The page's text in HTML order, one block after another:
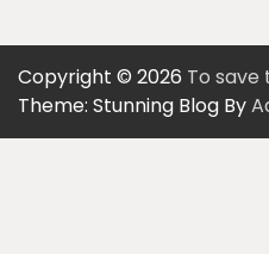
Copyright © 2026 To save
Theme: Stunning Blog By